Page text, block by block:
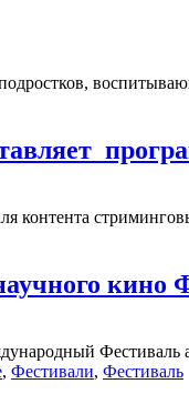
Фестиваль
, Фестивали, Фестиваль